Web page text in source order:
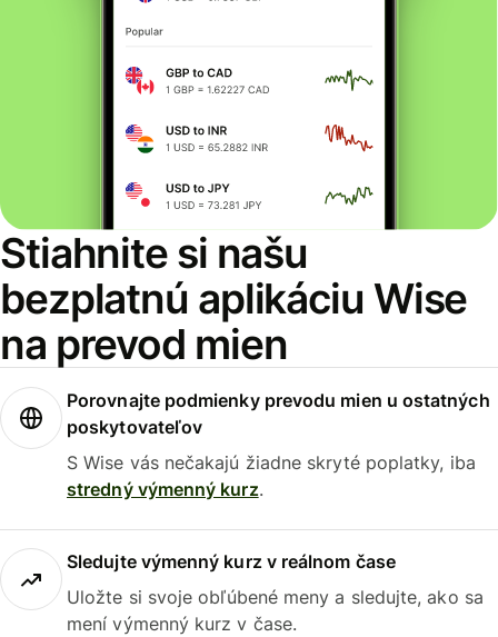
Stiahnite si našu
bezplatnú aplikáciu Wise
na prevod mien
Porovnajte podmienky prevodu mien u ostatných
poskytovateľov
S Wise vás nečakajú žiadne skryté poplatky, iba
stredný výmenný kurz.
Sledujte výmenný kurz v reálnom čase
Uložte si svoje obľúbené meny a sledujte, ako sa
mení výmenný kurz v čase.